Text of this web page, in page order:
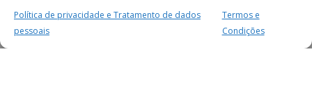
Política de privacidade e Tratamento de dados
pessoais
Termos e
Condições